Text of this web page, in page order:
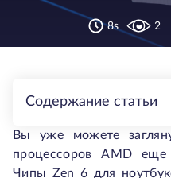
8s 2
Содержание статьи
Вы уже можете
процессоров AMD
Чипы Zen 6 для